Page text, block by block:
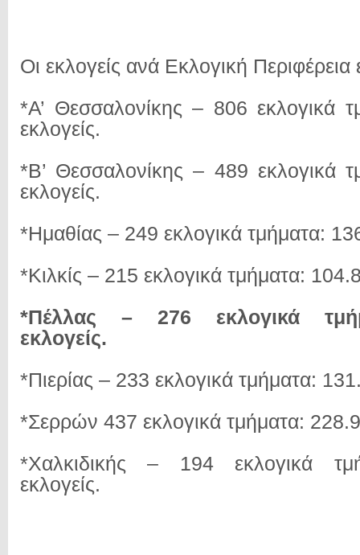
Οι εκλογείς ανά Εκλογική Περιφέρεια
*Α’ Θεσσαλονίκης – 806 εκλογικά
εκλογείς.
*Β’ Θεσσαλονίκης – 489 εκλογικά
εκλογείς.
*Ημαθίας – 249 εκλογικά τμήματα:
*Κιλκίς – 215 εκλογικά τμήματα:
*Πέλλας – 276 εκλογικά
εκλογείς.
*Πιερίας – 233 εκλογικά τμήματα:
*Σερρών 437 εκλογικά τμήματα:
*Χαλκιδικής – 194 εκλογικά
εκλογείς.